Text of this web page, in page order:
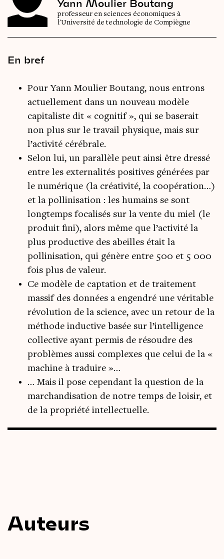
Yann Moulier Boutang
professeur en sciences économiques à
l'Université de technologie de Compiègne
En bref
Pour Yann Moulier Boutang, nous entrons
actuellement dans un nouveau modèle
capitaliste dit « cognitif », qui se baserait
non plus sur le travail physique, mais sur
l’activité cérébrale.
Selon lui, un parallèle peut ainsi être dressé
entre les externalités positives générées par
le numérique (la créativité, la coopération…)
et la pollinisation : les humains se sont
longtemps focalisés sur la vente du miel (le
produit fini), alors même que l’activité la
plus productive des abeilles était la
pollinisation, qui génère entre 500 et 5 000
fois plus de valeur.
Ce modèle de captation et de traitement
massif des données a engendré une véritable
révolution de la science, avec un retour de la
méthode inductive basée sur l’intelligence
collective ayant permis de résoudre des
problèmes aussi complexes que celui de la «
machine à traduire »…
… Mais il pose cependant la question de la
marchandisation de notre temps de loisir, et
de la propriété intellectuelle.
Auteurs